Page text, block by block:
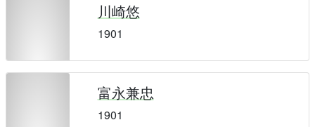
川崎悠
1901
富永兼忠
1901